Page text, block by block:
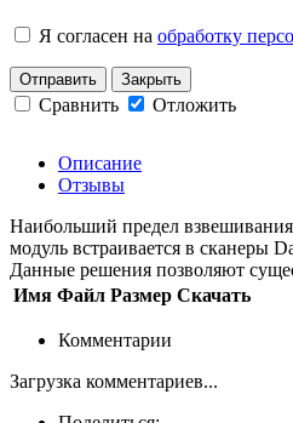
Я согласен на обработку
Отправить Закрыть
Сравнить Отложить
Описание
Отзывы
Наибольший предел
модуль встраивается в сканеры
Данные решения позволяют
Имя Файл Размер Скачать
Комментарии
Загрузка комментариев...